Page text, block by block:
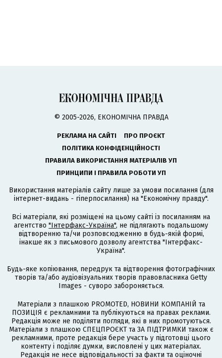
© 2005-2026, ЕКОНОМІЧНА ПРАВДА
РЕКЛАМА НА САЙТІ
ПРО ПРОЄКТ
ПОЛІТИКА КОНФІДЕНЦІЙНОСТІ
ПРАВИЛА ВИКОРИСТАННЯ МАТЕРІАЛІВ УП
ПРИНЦИПИ І ПРАВИЛА РОБОТИ УП
Використання матеріалів сайту лише за умови посилання (для
інтернет-видань - гіперпосилання) на "Економічну правду".
Всі матеріали, які розміщені на цьому сайті із посиланням на
агентство "Інтерфакс-Україна", не підлягають подальшому
відтворенню та/чи розповсюдженню в будь-якій формі,
інакше як з письмового дозволу агентства "Інтерфакс-
Україна".
Будь-яке копіювання, передрук та відтворення фотографічних
творів та/або аудіовізуальних творів правовласника Getty
Images - суворо забороняється.
Матеріали з плашкою PROMOTED, НОВИНИ КОМПАНІЙ та
ПОЗИЦІЯ є рекламними та публікуються на правах реклами.
Редакція може не поділяти погляди, які в них промотуються.
Матеріали з плашкою СПЕЦПРОЄКТ та ЗА ПІДТРИМКИ також є
рекламними, проте редакція бере участь у підготовці цього
контенту і поділяє думки, висловлені у цих матеріалах.
Редакція не несе відповідальності за факти та оціночні